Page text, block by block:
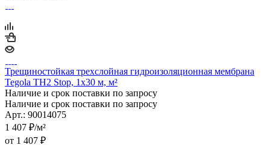
Трещиностойкая трехслойная гидроизоляционная мембрана
Tegola TH2 Stop, 1х30 м, м²
Наличие и срок поставки по запросу
Наличие и срок поставки по запросу
Арт.: 90014075
1 407 ₽/м²
от 1 407 ₽